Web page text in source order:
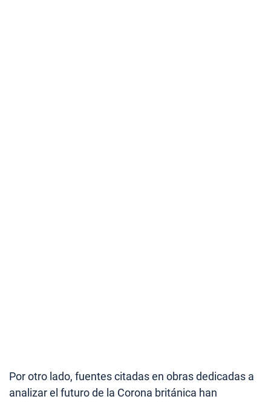
Por otro lado, fuentes citadas en obras dedicadas a
analizar el futuro de la Corona británica han